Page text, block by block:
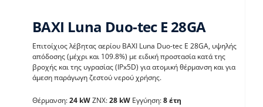
BAXI Luna Duo-tec E
28GA
BAXI Luna Duo-tec E 28GA
Επιτοίχιος λέβητας αερίου BAXI Luna Duo-tec E 28GA, υψηλής
απόδοσης (μέχρι και 109.8%) με ειδική προστασία κατά της
βροχής και της υγρασίας (IPx5D) για ατομική θέρμανση και για
άμεση παράγωγη ζεστού νερού χρήσης.
Θέρμανση:24 kWΖΝΧ:28 kWΕγγύηση:8 έτη